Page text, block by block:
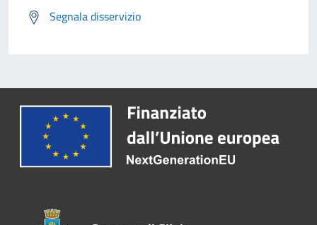
Segnala disservizio